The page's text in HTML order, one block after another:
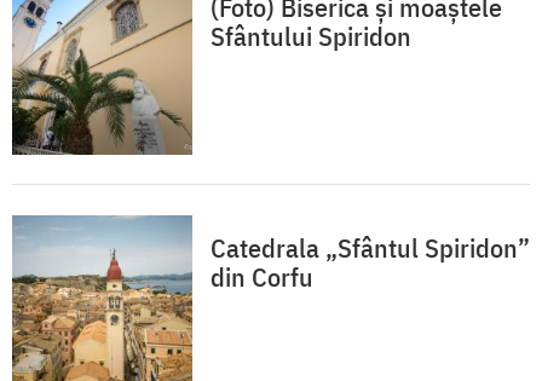
(Foto) Biserica și moaștele
Sfântului Spiridon
Catedrala „Sfântul Spiridon”
din Corfu